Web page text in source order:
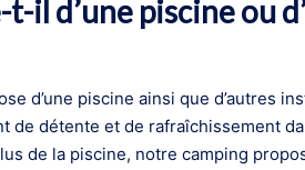
t-il d’une piscine ou
d’une piscine ainsi que d’autres
de détente et de rafraîchissement
de la piscine, notre camping